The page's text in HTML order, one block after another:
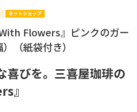
Flowers』ピンクのガー
（紙袋付き）
喜びを。三喜屋珈琲の
』